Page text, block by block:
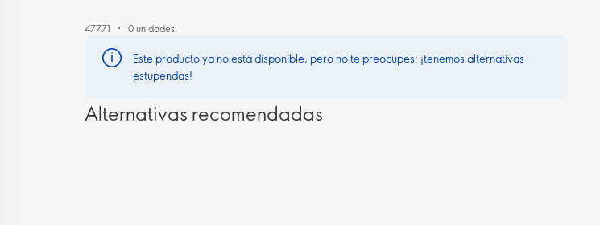
47771 0 unidades.
Este producto ya no está disponible, pero no te preocupes: ¡tenemos alternativas
estupendas!
Alternativas recomendadas